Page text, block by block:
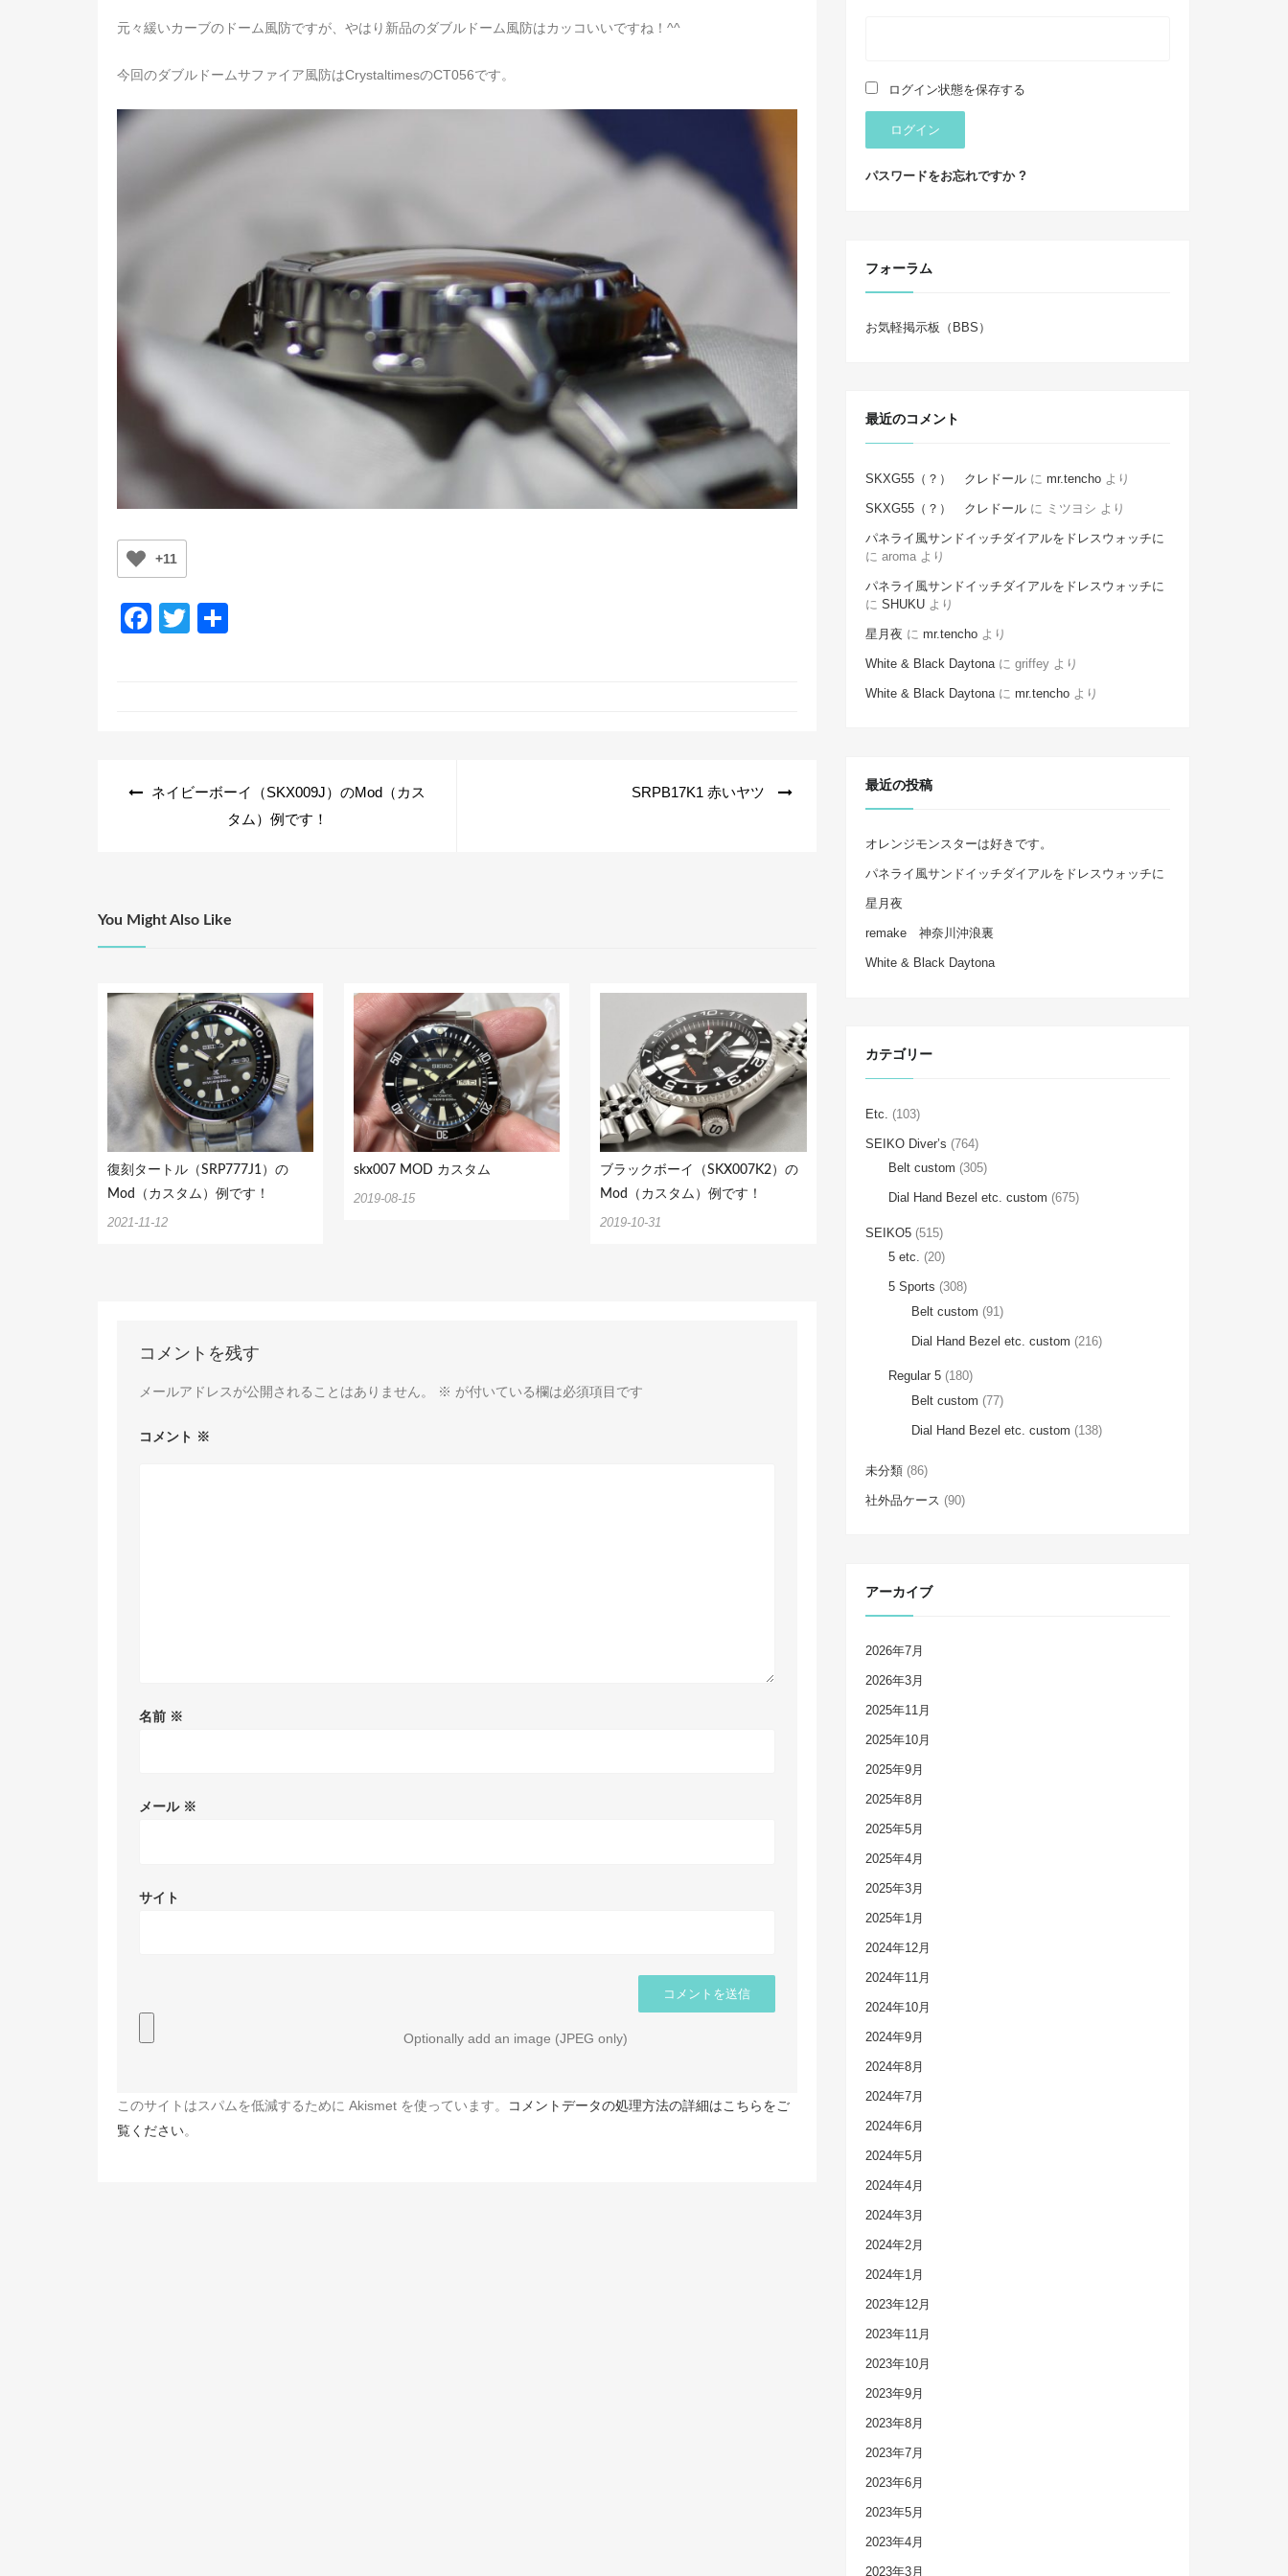
元々緩いカーブのドーム風防ですが、やはり新品のダブルドーム風防はカッコいいですね！^^
今回のダブルドームサファイア風防はCrystaltimesのCT056です。
+11
F
o
T
ー
シ
ン
ネイビーボーイ（SKX009J）のMod（カス
タム）例です！
SRPB17K1 赤いヤツ
You Might Also Like
復刻タートル（SRP777J1）の
Mod（カスタム）例です！
2021-11-12
skx007 MOD カスタム
2019-08-15
ブラックボーイ（SKX007K2）の
Mod（カスタム）例です！
2019-10-31
コメントを残す
メールアドレスが公開されることはありません。 ※ が付いている欄は必須項目です
コメント ※
名前 ※
メール ※
サイト
Optionally add an image (JPEG only)
このサイトはスパムを低減するために Akismet を使っています。
コメントデータの処理方法の詳細はこちらをご
覧ください。
ログイン状態を保存する
ログイン
パスワードをお忘れですか ?
フォーラム
お気軽掲示板（BBS）
最近のコメント
SKXG55（？） クレドール に mr.tencho より
SKXG55（？） クレドール に ミツヨシ より
パネライ風サンドイッチダイアルをドレスウォッチに
に aroma より
パネライ風サンドイッチダイアルをドレスウォッチに
に SHUKU より
星月夜 に mr.tencho より
White & Black Daytona に griffey より
White & Black Daytona に mr.tencho より
最近の投稿
オレンジモンスターは好きです。
パネライ風サンドイッチダイアルをドレスウォッチに
星月夜
remake 神奈川沖浪裏
White & Black Daytona
カテゴリー
Etc. (103)
SEIKO Diver’s (764)
Belt custom (305)
Dial Hand Bezel etc. custom (675)
SEIKO5 (515)
5 etc. (20)
5 Sports (308)
Belt custom (91)
Dial Hand Bezel etc. custom (216)
Regular 5 (180)
Belt custom (77)
Dial Hand Bezel etc. custom (138)
未分類 (86)
社外品ケース (90)
アーカイブ
2026年7月
2026年3月
2025年11月
2025年10月
2025年9月
2025年8月
2025年5月
2025年4月
2025年3月
2025年1月
2024年12月
2024年11月
2024年10月
2024年9月
2024年8月
2024年7月
2024年6月
2024年5月
2024年4月
2024年3月
2024年2月
2024年1月
2023年12月
2023年11月
2023年10月
2023年9月
2023年8月
2023年7月
2023年6月
2023年5月
2023年4月
2023年3月